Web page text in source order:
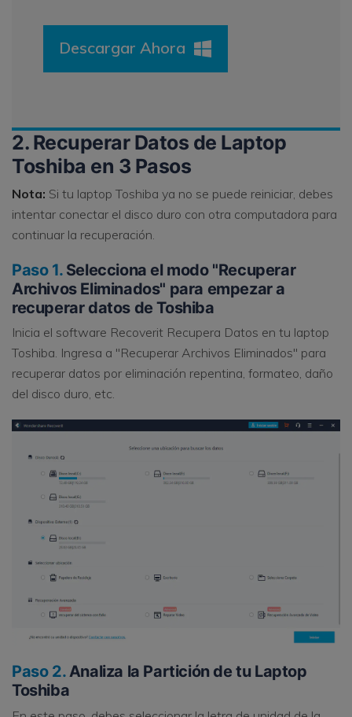
Descargar Ahora
2. Recuperar Datos de Laptop
Toshiba en 3 Pasos
Nota: Si tu laptop Toshiba ya no se puede reiniciar, debes
intentar conectar el disco duro con otra computadora para
continuar la recuperación.
Paso 1.Selecciona el modo "Recuperar
Archivos Eliminados" para empezar a
recuperar datos de Toshiba
Inicia el software Recoverit Recupera Datos en tu laptop
Toshiba. Ingresa a "Recuperar Archivos Eliminados" para
recuperar datos por eliminación repentina, formateo, daño
del disco duro, etc.
Paso 2.Analiza la Partición de tu Laptop
Toshiba